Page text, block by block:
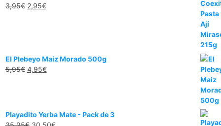
3,95€ 2,95€
El Plebeyo Maiz Morado 500g
5,95€ 4,95€
Playadito Yerba Mate - Pack de 3